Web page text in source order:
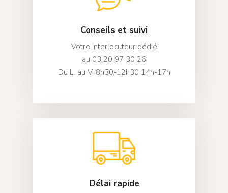
Conseils et suivi
Votre interlocuteur dédié
au 03 20 97 30 26
Du L. au V. 8h30-12h30 14h-17h
Délai rapide
Stores
Contact
Mon compte